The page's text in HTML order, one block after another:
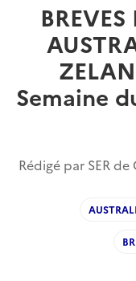
Semaine
Rédigé par SER